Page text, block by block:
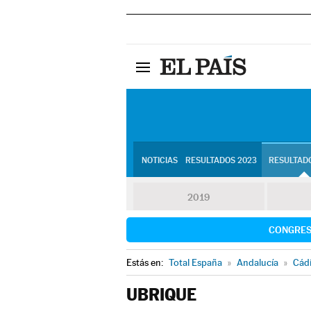
NOTICIAS RESULTADOS 2023
2019
Estás en: Total España » Andalucía »
UBRIQUE